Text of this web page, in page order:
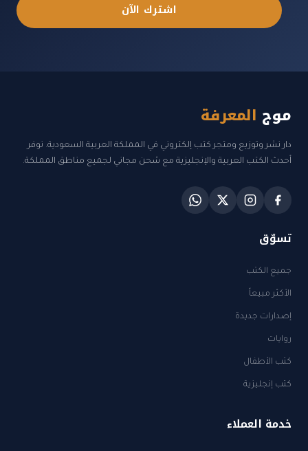
اشترك الآن
موج المعرفة
دار نشر وتوزيع ومتجر كتب إلكتروني في المملكة العربية السعودية. نوفر
أحدث الكتب العربية والإنجليزية مع شحن مجاني لجميع مناطق المملكة.
تسوّق
جميع الكتب
الأكثر مبيعاً
إصدارات جديدة
روايات
كتب الأطفال
كتب إنجليزية
خدمة العملاء